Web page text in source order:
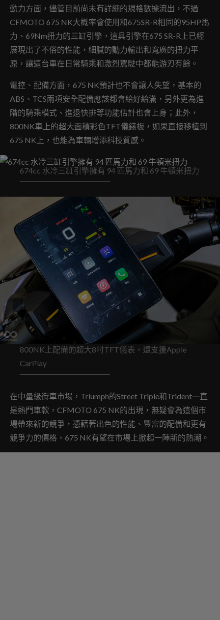
動力方面，儘管目前尚未有詳細的規格數據流出，不過
CFMOTO 675 NK大概率會使用和675SR-R相同的95HP馬
力、69Nm扭力的三缸引擎，這具引擎在675 SR-R上已經
展現出了不俗的性能，細膩的動力輸出和寬廣的扭力平
原，讓這台車在日常騎乘和激烈駕駛中都能游刃有餘。
電控、配備方面，675 NK預計也不會讓人失望，基本的
ABS、TCS兩項安全配備應該都會給好給滿，另外更為進
階的騎乘模式、進退快排等功能估計也會上身；此外，
800NK車上的超大面積彩色TFT儀錶板，如果直接移植到
675 NK上，也能為車輛增添科技質感。
674cc 水冷三缸引擎擁有 94 匹馬力和 69 牛頓米扭力
800NK上配備的超大8吋TFT儀表，還支援Apple
CarPlay
在中量級街車市場，Triumph的Street Triple和Trident一直
是熱門車款，CFMOTO 675 NK的出現，無疑會為這個市
場帶來新的競爭，憑藉著出色的性能、豐富的配備和更有
競爭力的價格，675 NK有望在市場上掀起一陣新的熱潮。